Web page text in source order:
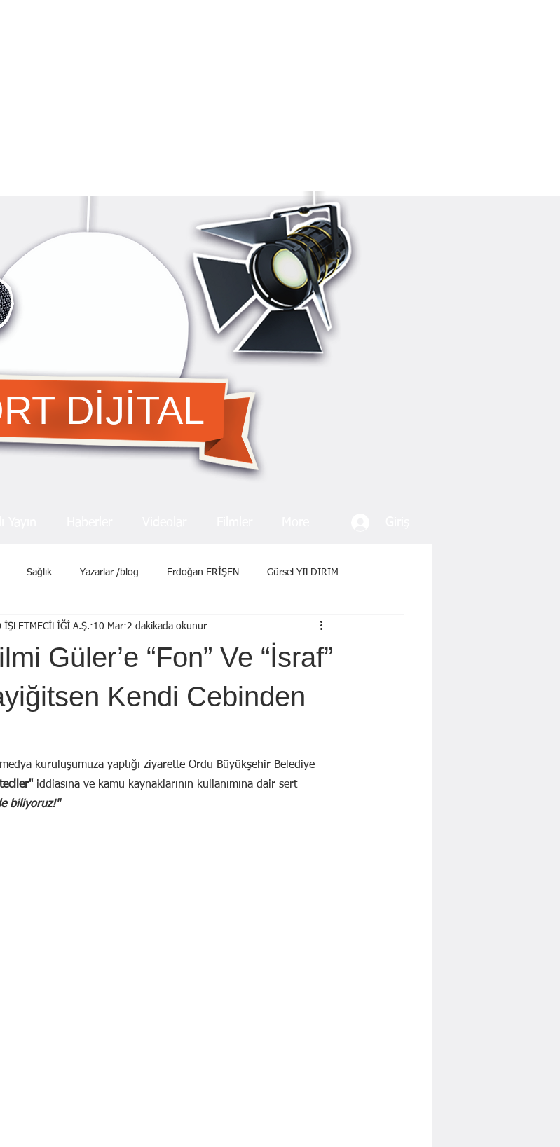
DİJİTAL
Sağlık Yazarlar /blog Erdoğan ERİŞEN Gürsel YILDIRIM
Selçuk ŞEN Osman KADEMOĞLU Yavuz KALYONCU
Mustafa YILDIRIM
Güler’e “Fon” Ve “İsraf”
Kendi Cebinden
İŞLETMECİLİĞİ A.Ş. 10 Mar 2 dakikada okunur
kuruluşumuza yaptığı ziyarette Ordu Büyükşehir Belediye
iddiasına ve kamu kaynaklarının kullanımına dair sert
biliyoruz!"